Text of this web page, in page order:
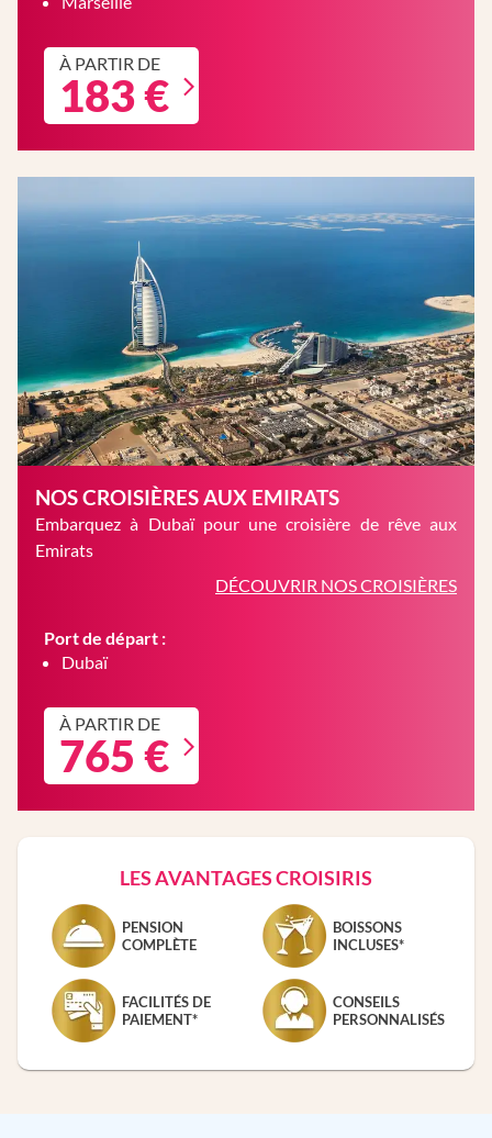
À PARTIR DE
183 €
NOS CROISIÈRES AUX EMIRATS
Embarquez à Dubaï pour une croisière de rêve aux
Emirats
DÉCOUVRIR NOS CROISIÈRES
Port de départ :
Dubaï
À PARTIR DE
765 €
LES AVANTAGES CROISIRIS
PENSION
COMPLÈTE
BOISSONS
INCLUSES*
FACILITÉS DE
PAIEMENT*
CONSEILS
PERSONNALISÉS